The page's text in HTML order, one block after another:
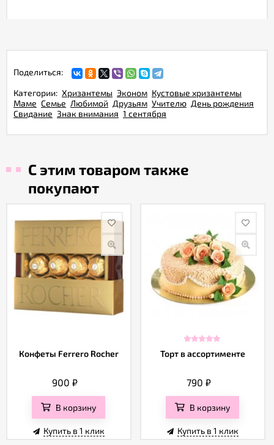
Поделиться:
Категории: Хризантемы Эконом Кустовые хризантемы
Маме Семье Любимой Друзьям Учителю День рождения
Свидание Знак внимания 1 сентября
С этим товаром также
покупают
Конфеты Ferrero Rocher
900₽
В корзину
Купить в 1 клик
Торт в ассортименте
790₽
В корзину
Купить в 1 клик